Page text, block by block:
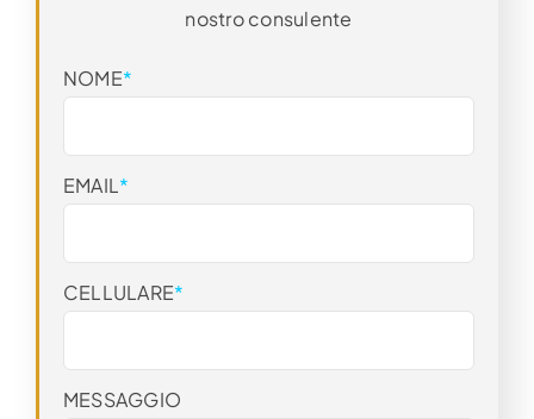
nostro consulente
NOME*
EMAIL*
CELLULARE*
MESSAGGIO